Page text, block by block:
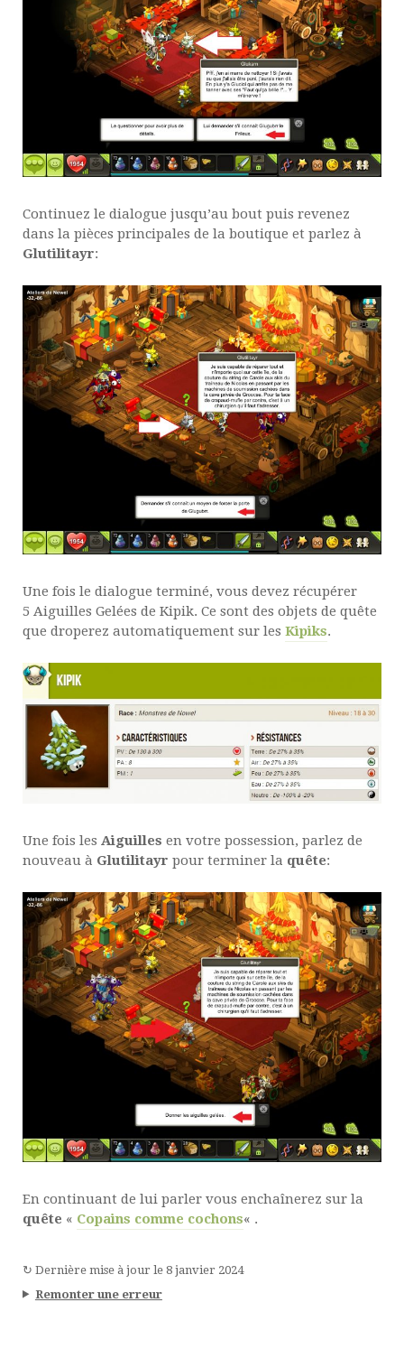
Continuez le dialogue jusqu’au bout puis revenez
dans la pièces principales de la boutique et parlez à
Glutilitayr:
Une fois le dialogue terminé, vous devez récupérer
5 Aiguilles Gelées de Kipik. Ce sont des objets de quête
que droperez automatiquement sur les Kipiks.
Une fois les Aiguilles en votre possession, parlez de
nouveau à Glutilitayr pour terminer la quête:
En continuant de lui parler vous enchaînerez sur la
quête « Copains comme cochons« .
↻ Dernière mise à jour le 8 janvier 2024
Remonter une erreur